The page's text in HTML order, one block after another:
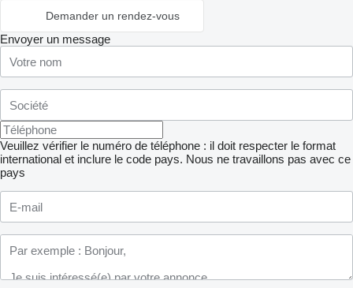
Demander un rendez-vous
Envoyer un message
Veuillez vérifier le numéro de téléphone : il doit respecter le format
international et inclure le code pays. Nous ne travaillons pas avec ce
pays